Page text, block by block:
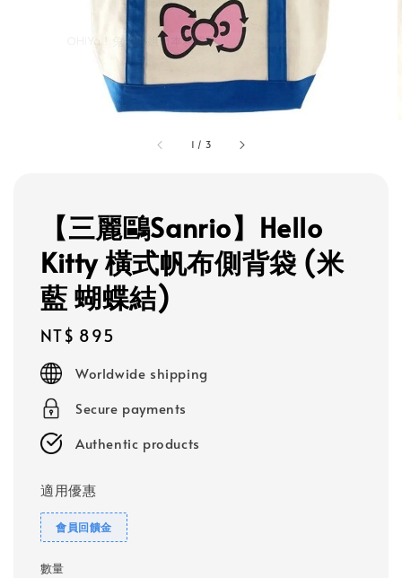
1 / 3
【三麗鷗Sanrio】Hello
Kitty 橫式帆布側背袋 (米
藍 蝴蝶結)
Regular
price
NT$ 895
Worldwide shipping
Secure payments
Authentic products
適用優惠
會員回饋金
數量